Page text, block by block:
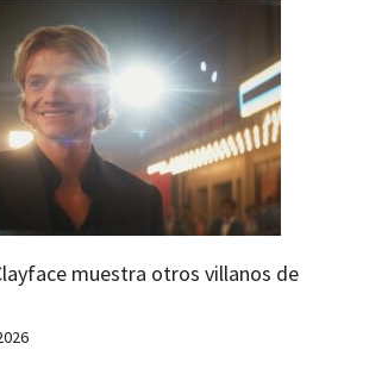
muestra otros villanos de